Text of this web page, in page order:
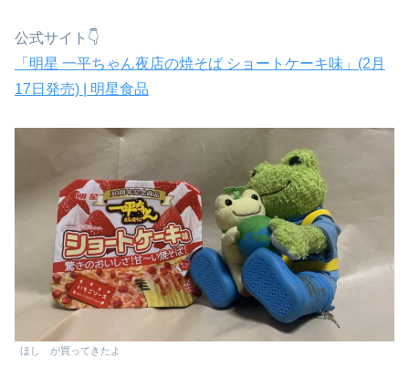
公式サイト👇
「明星 一平ちゃん夜店の焼そば ショートケーキ味」(2月
17日発売) | 明星食品
ほし が買ってきたよ